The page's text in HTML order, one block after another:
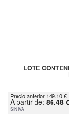
LOTE
Precio anterior 149.10 €
A partir de: 86.48 €
SIN IVA